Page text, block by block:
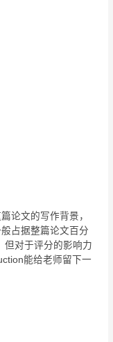
论文的写作背景，
占据整篇论文百分
但对于评分的影响力
能给老师留下一